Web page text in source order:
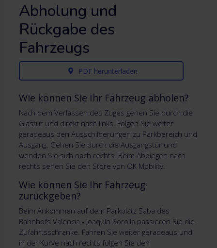
Abholung und
Rückgabe des
Fahrzeugs
PDF herunterladen
Wie können Sie Ihr Fahrzeug abholen?
Nach dem Verlassen des Zuges gehen Sie durch die
Glastür und direkt nach links. Folgen Sie weiter
geradeaus den Ausschilderungen zu Parkbereich und
Ausgang. Gehen Sie durch die Ausgangstür und
wenden Sie sich nach rechts. Beim Abbiegen nach
rechts sehen Sie den Store von OK Mobility.
Wie können Sie Ihr Fahrzeug
zurückgeben?
Beim Ankommen auf dem Parkplatz Saba des
Bahnhofs Valencia - Joaquín Sorolla passieren Sie die
Zufahrtsschranke. Fahren Sie weiter geradeaus und
in der Kurve nach rechts folgen Sie den